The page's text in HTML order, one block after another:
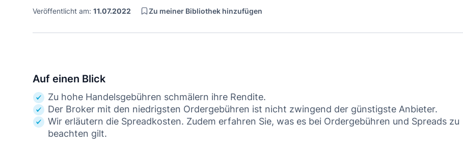
Veröffentlicht am: 11.07.2022 Zu meiner Bibliothek hinzufügen
Auf einen Blick
Zu hohe Handelsgebühren schmälern ihre Rendite.
Der Broker mit den niedrigsten Ordergebühren ist nicht zwingend der günstigste Anbieter.
Wir erläutern die Spreadkosten. Zudem erfahren Sie, was es bei Ordergebühren und Spreads zu
beachten gilt.